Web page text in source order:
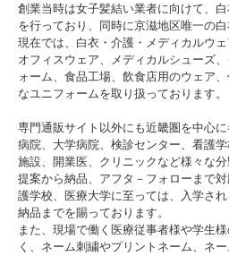
創業当時は女子髪結い業者に向けて、
を行っており、同時に京滋地区唯一の白
現在では、白衣・介護・メディカルウ
オフィスウェア、メディカルシューズ
ォーム、食品工場、飲食店用のウェア
なユニフォームを取り扱っております。
専門通販サイト以外にも近畿圏を中心
病院、大学病院、検診センター、看護
施設、開業医、クリニックなど様々な
提案から納品、アフタ－フォローまで
護学校、医療大学に至っては、入学さ
納品までを賜っております。
また、現場で働く医療従事者様や学生
く、ネーム刺繍やプリントネーム、ネ